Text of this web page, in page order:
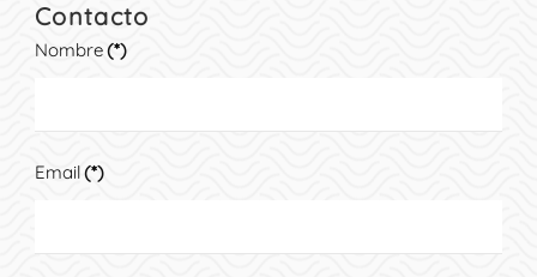
Contacto
Nombre(*)
Email(*)